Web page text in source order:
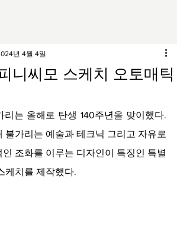
니씨모 스케치 오토매틱
년 4월 4일
리는 올해로 탄생 140주년을 맞이했다.
불가리는 예술과 테크닉 그리고 자유로
조화를 이루는 디자인이 특징인 특별
케치를 제작했다.